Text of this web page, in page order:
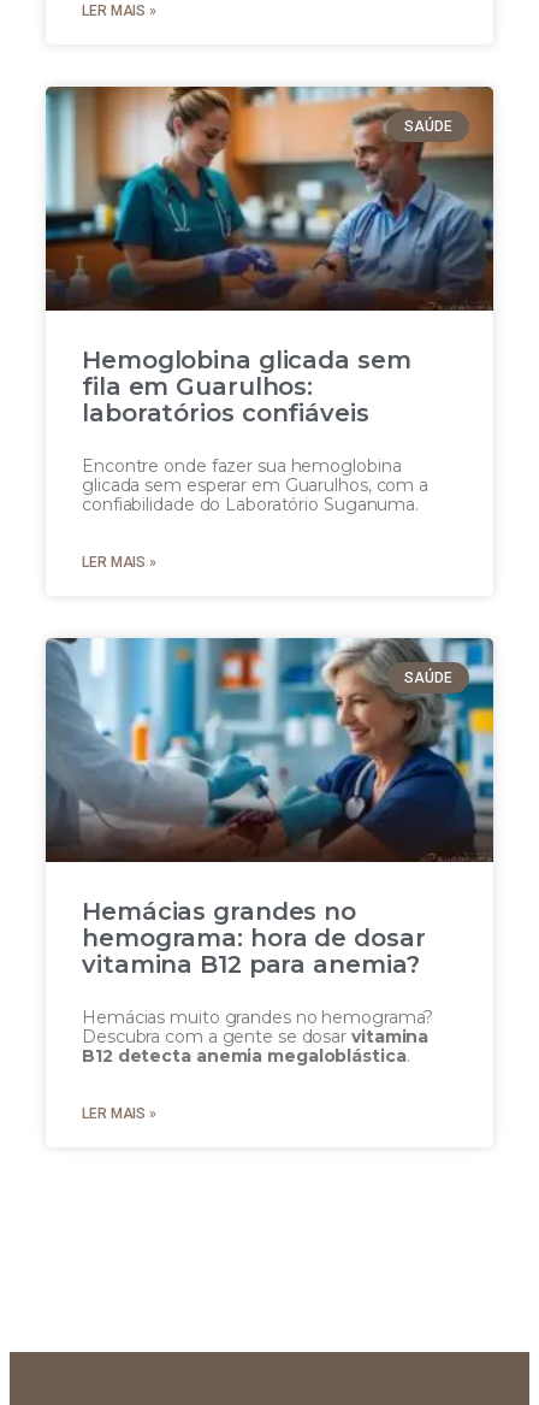
LER MAIS »
SAÚDE
Hemoglobina glicada sem
fila em Guarulhos:
laboratórios confiáveis
Encontre onde fazer sua hemoglobina
glicada sem esperar em Guarulhos, com a
confiabilidade do Laboratório Suganuma.
LER MAIS »
SAÚDE
Hemácias grandes no
hemograma: hora de dosar
vitamina B12 para anemia?
Hemácias muito grandes no hemograma?
Descubra com a gente se dosar vitamina
B12 detecta anemia megaloblástica.
LER MAIS »